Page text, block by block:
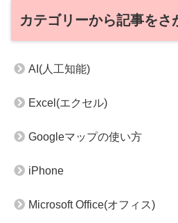
カテゴリーから記事をさ
AI(人工知能)
Excel(エクセル)
Googleマップの使い方
iPhone
Microsoft Office(オフィス)